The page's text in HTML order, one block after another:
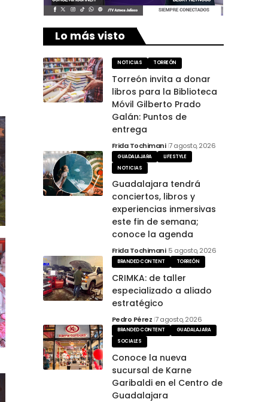
Lo más visto
NOTICIAS TORREÓN
Torreón invita a donar
libros para la Biblioteca
Móvil Gilberto Prado
Galán: Puntos de
entrega
Frida Tochimani 7 agosto, 2026
GUADALAJARA
LIFESTYLE
NOTICIAS
Guadalajara tendrá
conciertos, libros y
experiencias inmersivas
este fin de semana;
conoce la agenda
Frida Tochimani 5 agosto, 2026
BRANDED CONTENT TORREÓN
CRIMKA: de taller
especializado a aliado
estratégico
Pedro Pérez 7 agosto, 2026
BRANDED CONTENT
GUADALAJARA
SOCIALES
Conoce la nueva
sucursal de Karne
Garibaldi en el Centro de
Guadalajara